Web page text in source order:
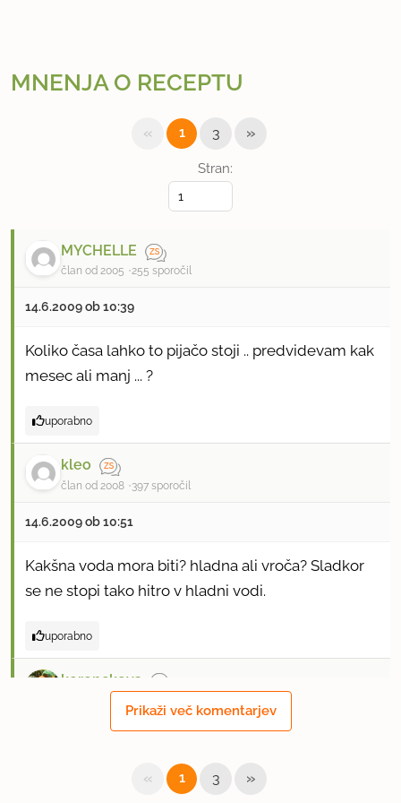
MNENJA O RECEPTU
Stran:
« 1 3 »
MYCHELLE
član od 2005 255 sporočil
14.6.2009 ob 10:39
Koliko časa lahko to pijačo stoji .. predvidevam kak
mesec ali manj ... ?
uporabno
kleo
član od 2008 397 sporočil
14.6.2009 ob 10:51
Kakšna voda mora biti? hladna ali vroča? Sladkor
se ne stopi tako hitro v hladni vodi.
uporabno
korenckova
15.6.2009 ob 21:57
Kaj pa druga polovica limon? Piše, da polovico
Prikaži več komentarjev
« 1 3 »